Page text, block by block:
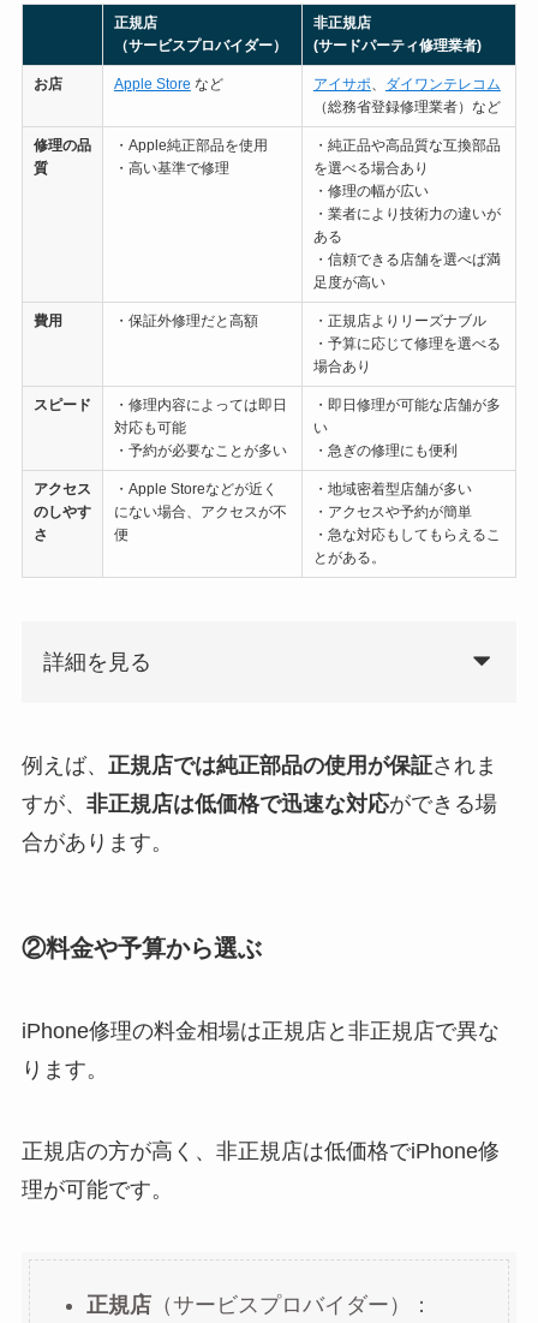
正規店
（サービスプロバイダー）
非正規店
(サードパーティ修理業者)
お店 Apple Store など アイサポ、 ダイワンテレコム
（総務省登録修理業者）など
修理の品
質
・Apple純正部品を使用
・高い基準で修理
・純正品や高品質な互換部品
を選べる場合あり
・修理の幅が広い
・業者により技術力の違いが
ある
・信頼できる店舗を選べば満
足度が高い
費用 ・保証外修理だと高額
・正規店よりリーズナブル
・予算に応じて修理を選べる
場合あり
スピード
・修理内容によっては即日
対応も可能
・予約が必要なことが多い
・即日修理が可能な店舗が多
い
・急ぎの修理にも便利
アクセス
のしやす
さ
・Apple Storeなどが近く
にない場合、アクセスが不
便
・地域密着型店舗が多い
・アクセスや予約が簡単
・急な対応もしてもらえるこ
とがある。
詳細を見る
例えば、 正規店では純正部品の使用が保証されま
すが、 非正規店は低価格で迅速な対応ができる場
合があります。
②料金や予算から選ぶ
iPhone修理の料金相場は正規店と非正規店で異な
ります。
正規店の方が高く、非正規店は低価格でiPhone修
理が可能です。
正規店（サービスプロバイダー）：